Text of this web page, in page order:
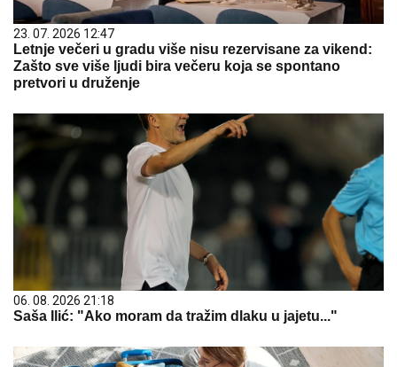
23. 07. 2026 12:47
Letnje večeri u gradu više nisu rezervisane za vikend:
Zašto sve više ljudi bira večeru koja se spontano
pretvori u druženje
06. 08. 2026 21:18
Saša Ilić: "Ako moram da tražim dlaku u jajetu..."